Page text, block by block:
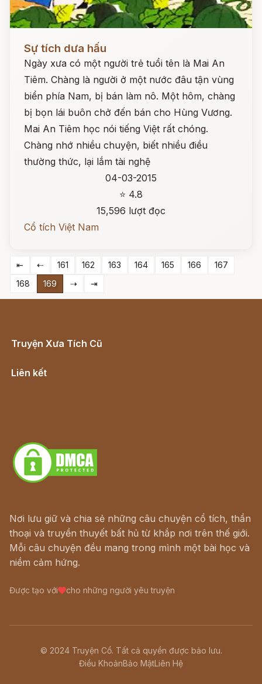
Sự tích dưa hấu
Ngày xưa có một người trẻ tuổi tên là Mai An
Tiêm. Chàng là người ở một nước đâu tận vùng
biển phía Nam, bị bán làm nô. Một hôm, chàng
bị bọn lái buôn chở đến bán cho Hùng Vương.
Mai An Tiêm học nói tiếng Việt rất chóng.
Chàng nhớ nhiều chuyện, biết nhiều điều
thường thức, lại lắm tài nghệ
04-03-2015
⭐ 4.8
15,596 lượt đọc
Cổ tích Việt Nam
⇤ ⇠ 161 162 163 164 165 166
167
168
169 ⇢ ⇥
Truyện Xưa Tích Cũ
Liên kết
Nơi lưu giữ và chia sẻ những câu chuyện cổ tích, thần
thoại và truyền thuyết bất hủ từ khắp nơi trên thế giới.
Mỗi câu chuyện đều mang trong mình một bài học và
niềm cảm hứng.
Được tạo với cho những người yêu truyện
© 2024 Truyện Cổ. Tất cả quyền được bảo lưu.
Điều KhoảnBảo MậtLiên Hệ